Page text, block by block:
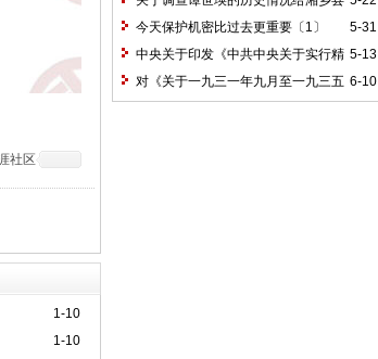
社区
1-10
1-10
委的信和给谭世瑛的复信
5-31
今天保护机密比过去更重要〔1〕
5-13
中央关于印发《中共中央关于实行精
兵简政、增产节约、反对贪污、反对浪费
和反对官僚主义的决定》的通知和毛泽东
6-10
对《关于一九三一年九月至一九三五